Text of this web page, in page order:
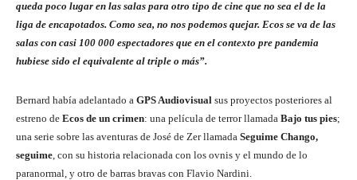
queda poco lugar en las salas para otro tipo de cine que no sea el de la
liga de encapotados. Como sea, no nos podemos quejar. Ecos se va de las
salas con casi 100 000 espectadores que en el contexto pre pandemia
hubiese sido el equivalente al triple o más”.
Bernard había adelantado a GPS Audiovisual sus proyectos posteriores al
estreno de Ecos de un crimen: una película de terror llamada Bajo tus pies;
una serie sobre las aventuras de José de Zer llamada Seguime Chango,
seguime , con su historia relacionada con los ovnis y el mundo de lo
paranormal, y otro de barras bravas con Flavio Nardini.